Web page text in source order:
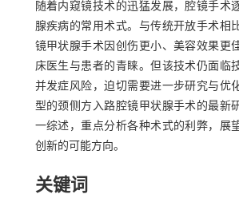
随着内窥镜技术的迅猛发展，腔镜手术
腺疾病的常用术式。与传统开放手术相
镜甲状腺手术因创伤更小、美容效果更
床医生与患者的青睐。但该技术仍面临
并发症风险，迫切需要进一步研究与优
型的颈侧方入路腔镜甲状腺手术的最新
一综述，重点分析各种术式的利弊，展
创新的可能方向。
关键词